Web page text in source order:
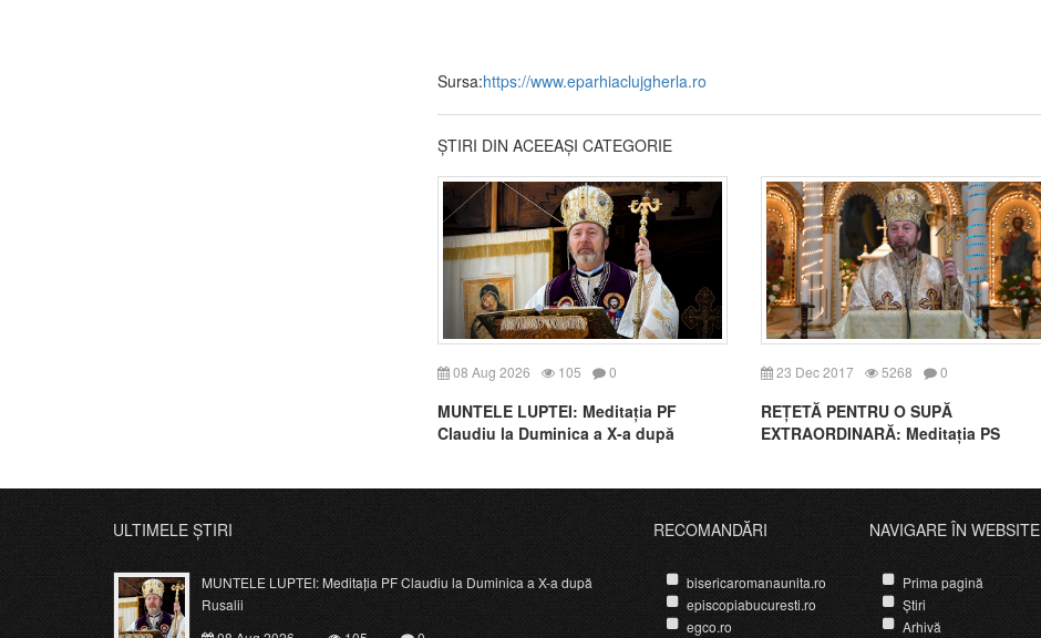
Sursa:https://www.eparhiaclujgherla.ro
ȘTIRI DIN ACEEAȘI CATEGORIE
08 Aug 2026 105 0
MUNTELE LUPTEI: Meditația PF
Claudiu la Duminica a X-a după
23 Dec 2017 5268 0
REȚETĂ PENTRU O SUPĂ
EXTRAORDINARĂ: Meditația PS
ULTIMELE ȘTIRI
MUNTELE LUPTEI: Meditația PF Claudiu la Duminica a X-a după
Rusalii
RECOMANDĂRI
bisericaromanaunita.ro
episcopiabucuresti.ro
egco.ro
NAVIGARE ÎN WEBSITE
Prima pagină
Știri
Arhivă